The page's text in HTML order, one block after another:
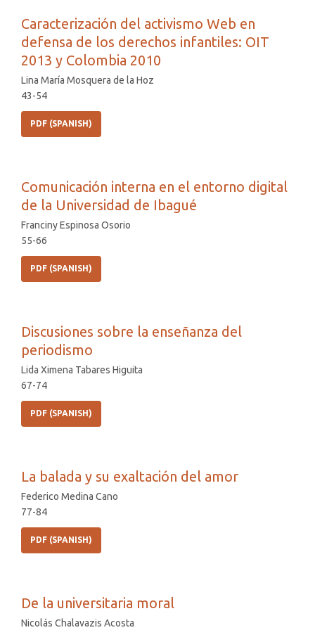
Caracterización del activismo Web en
defensa de los derechos infantiles: OIT
2013 y Colombia 2010
Lina María Mosquera de la Hoz
43-54
PDF (SPANISH)
Comunicación interna en el entorno digital
de la Universidad de Ibagué
Franciny Espinosa Osorio
55-66
PDF (SPANISH)
Discusiones sobre la enseñanza del
periodismo
Lida Ximena Tabares Higuita
67-74
PDF (SPANISH)
La balada y su exaltación del amor
Federico Medina Cano
77-84
PDF (SPANISH)
De la universitaria moral
Nicolás Chalavazis Acosta